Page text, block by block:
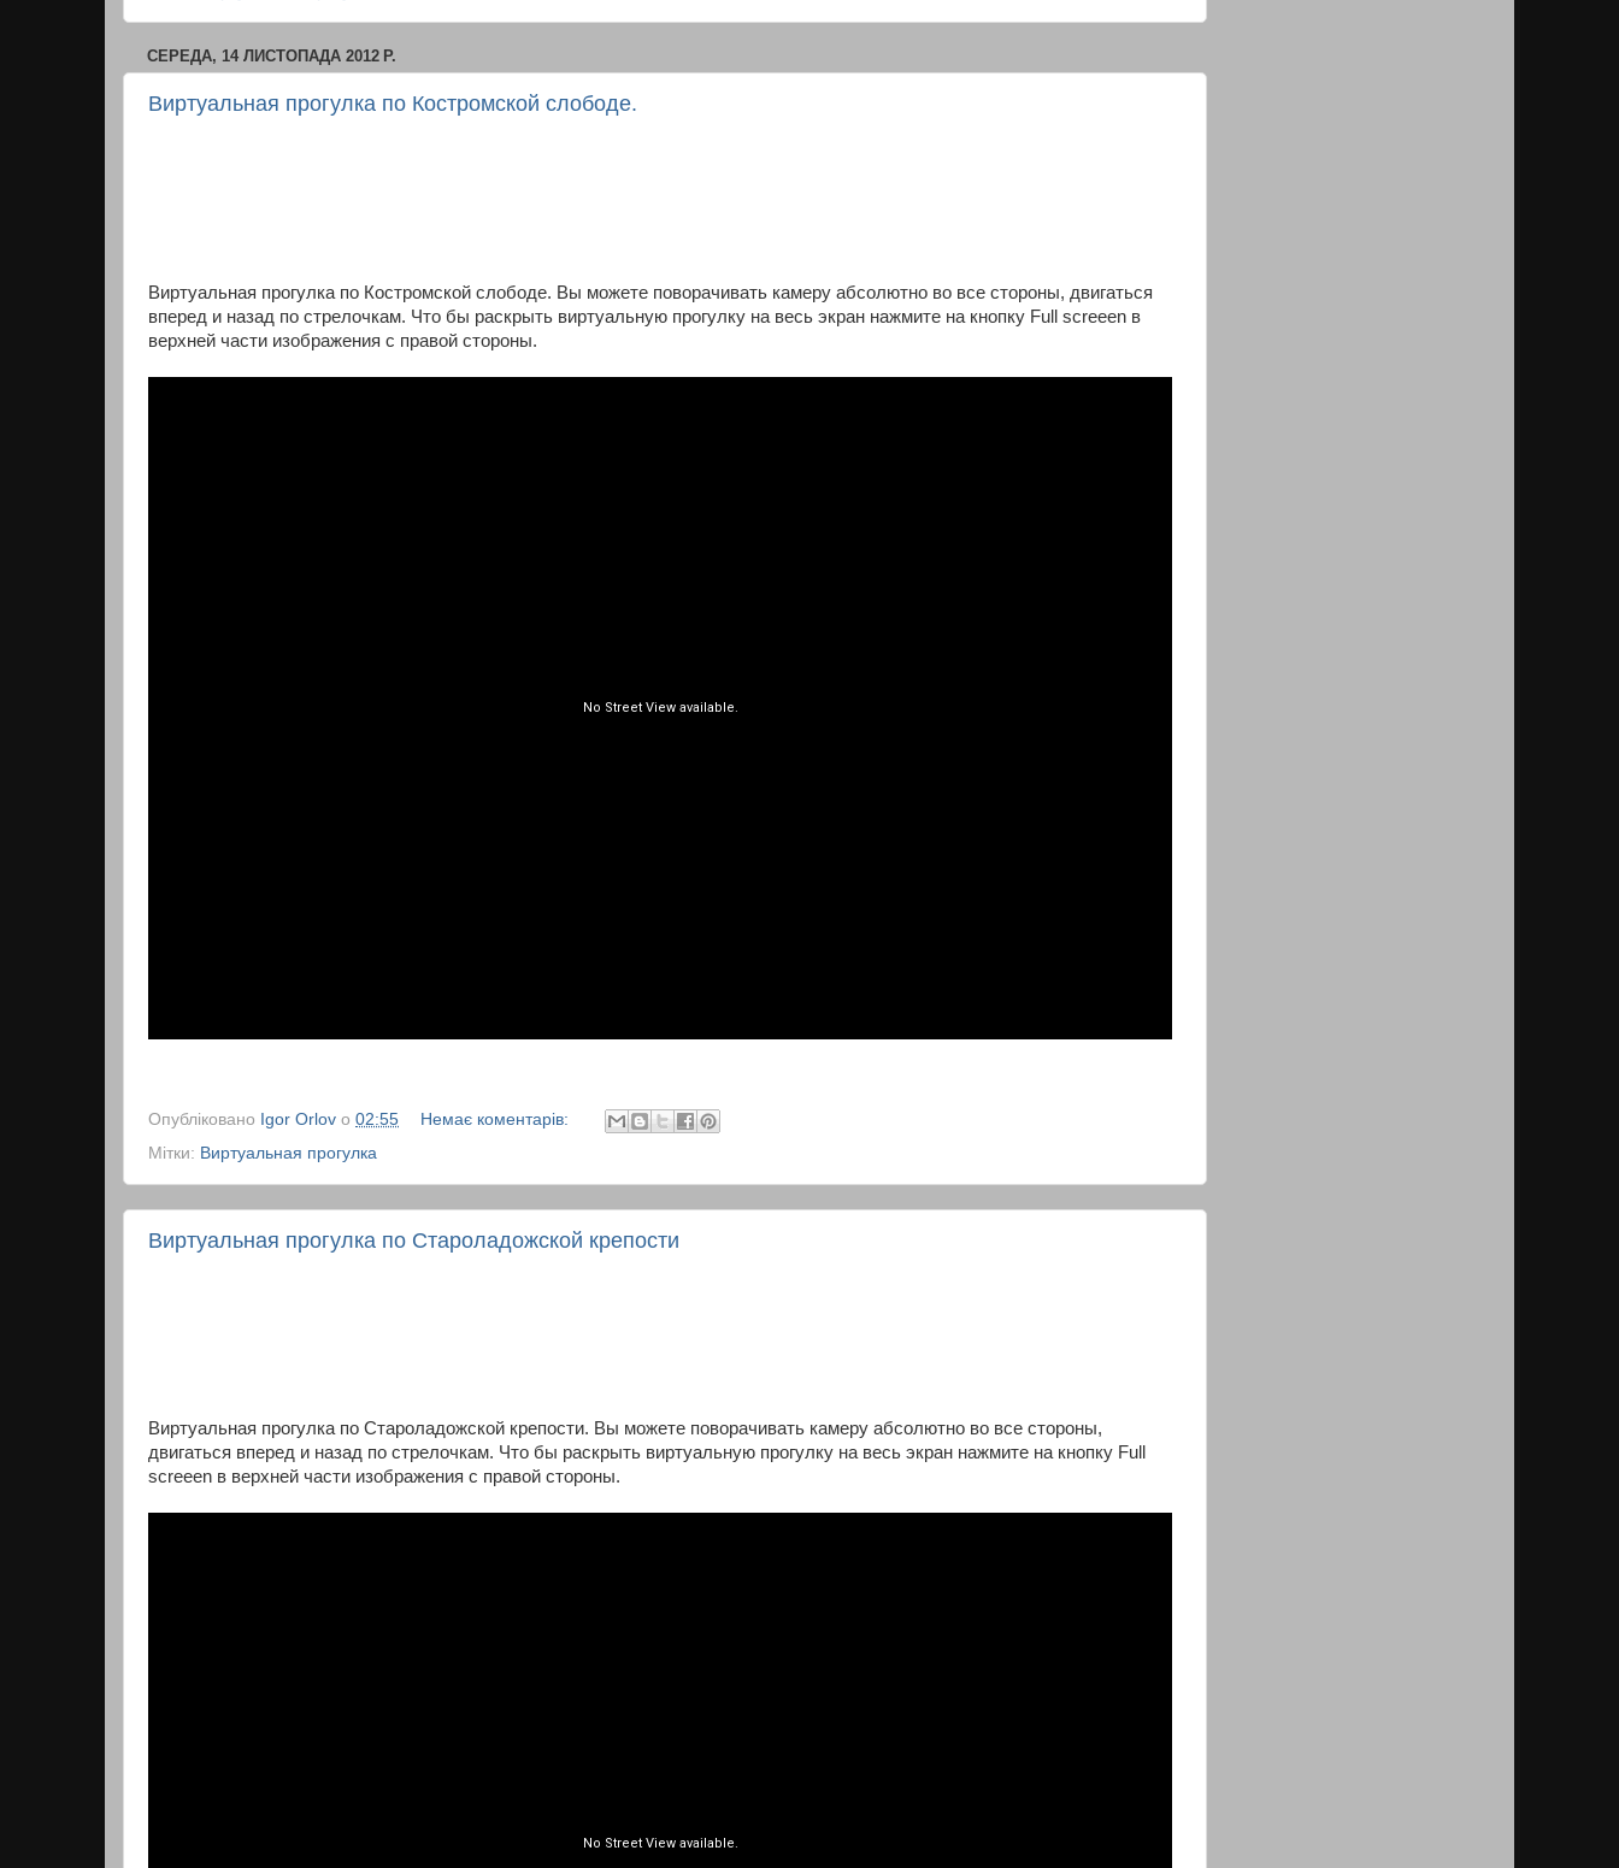
СЕРЕДА, 14 ЛИСТОПАДА 2012 Р.
Виртуальная прогулка по Костромской слободе.
Виртуальная прогулка по Костромской слободе. Вы можете поворачивать камеру абсолютно во все стороны, двигаться
вперед и назад по стрелочкам. Что бы раскрыть виртуальную прогулку на весь экран нажмите на кнопку Full screeen в
верхней части изображения с правой стороны.
Опубліковано Igor Orlov о 02:55
Немає коментарів:
Мітки: Виртуальная прогулка
Виртуальная прогулка по Староладожской крепости
Виртуальная прогулка по Староладожской крепости. Вы можете поворачивать камеру абсолютно во все стороны,
двигаться вперед и назад по стрелочкам. Что бы раскрыть виртуальную прогулку на весь экран нажмите на кнопку Full
screeen в верхней части изображения с правой стороны.